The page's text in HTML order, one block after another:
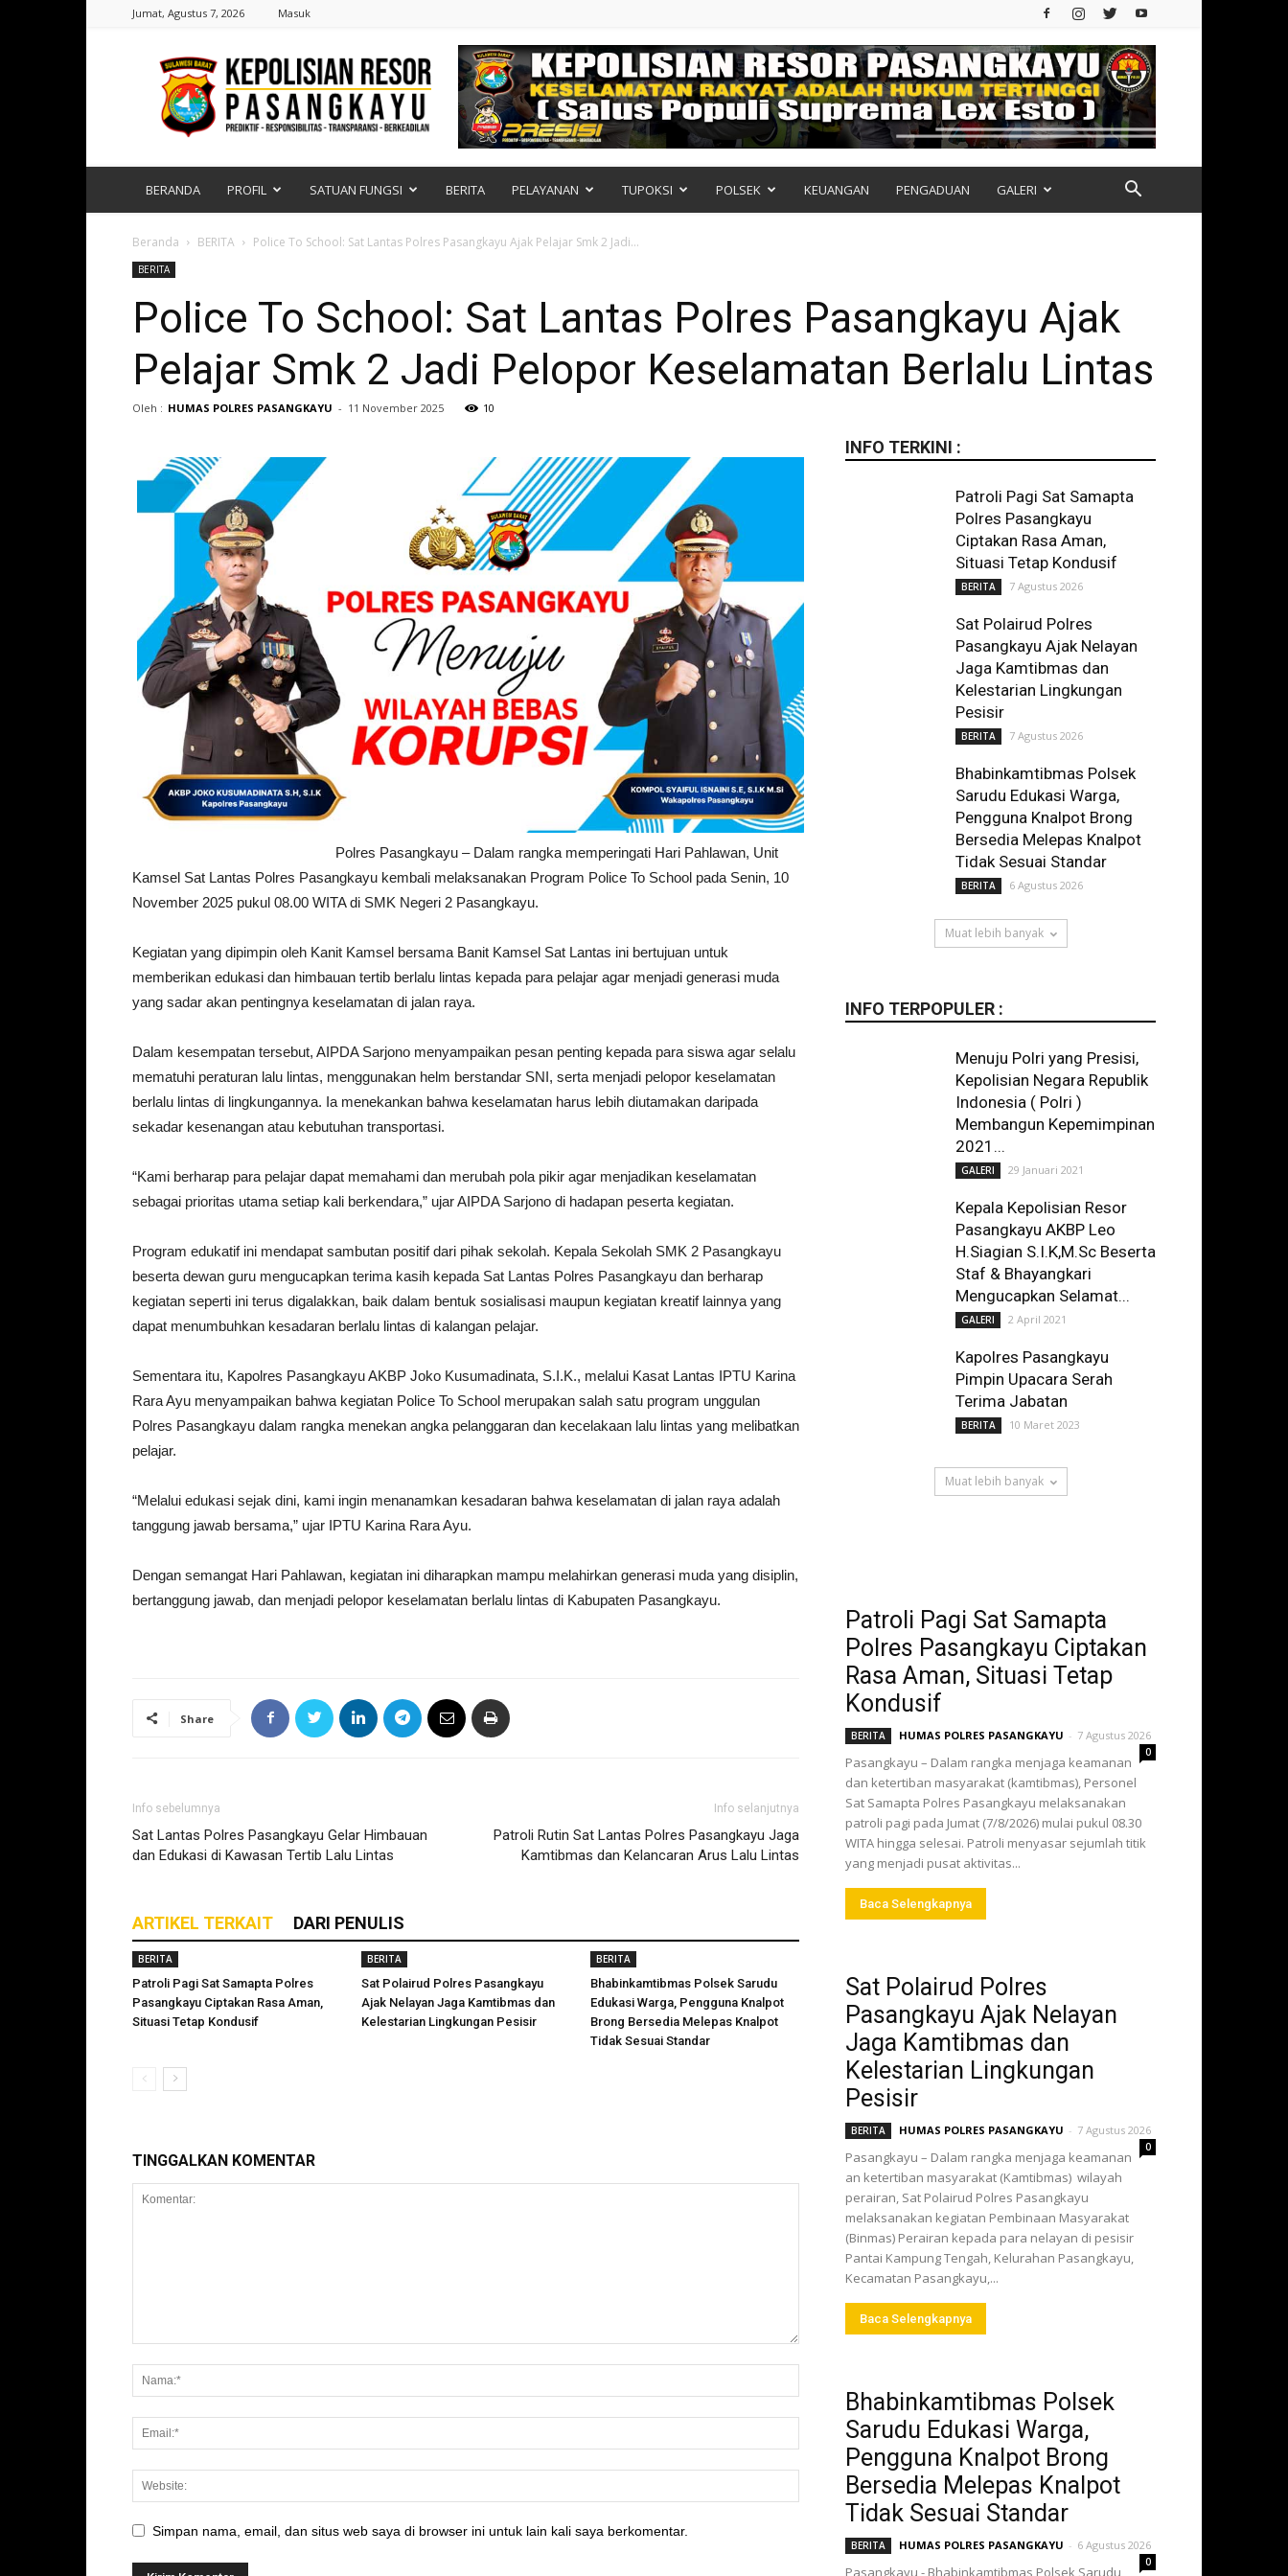
Jumat, Agustus 7, 2026 Masuk
Polres
Pasangkayu
|
Sulawesi
Barat
BERANDA PROFIL SATUAN FUNGSI BERITA PELAYANAN TUPOKSI POLSEK KEUANGAN PENGADUAN GALERI
Beranda BERITA Police To School: Sat Lantas Polres Pasangkayu Ajak Pelajar Smk 2 Jadi...
BERITA
Police To School: Sat Lantas Polres Pasangkayu Ajak
Pelajar Smk 2 Jadi Pelopor Keselamatan Berlalu Lintas
Oleh : HUMAS POLRES PASANGKAYU - 11 November 2025 10
Polres Pasangkayu – Dalam rangka memperingati Hari Pahlawan, Unit
Kamsel Sat Lantas Polres Pasangkayu kembali melaksanakan Program Police To School pada Senin, 10
November 2025 pukul 08.00 WITA di SMK Negeri 2 Pasangkayu.
Kegiatan yang dipimpin oleh Kanit Kamsel bersama Banit Kamsel Sat Lantas ini bertujuan untuk
memberikan edukasi dan himbauan tertib berlalu lintas kepada para pelajar agar menjadi generasi muda
yang sadar akan pentingnya keselamatan di jalan raya.
Dalam kesempatan tersebut, AIPDA Sarjono menyampaikan pesan penting kepada para siswa agar selalu
mematuhi peraturan lalu lintas, menggunakan helm berstandar SNI, serta menjadi pelopor keselamatan
berlalu lintas di lingkungannya. Ia menekankan bahwa keselamatan harus lebih diutamakan daripada
sekadar kesenangan atau kebutuhan transportasi.
“Kami berharap para pelajar dapat memahami dan merubah pola pikir agar menjadikan keselamatan
sebagai prioritas utama setiap kali berkendara,” ujar AIPDA Sarjono di hadapan peserta kegiatan.
Program edukatif ini mendapat sambutan positif dari pihak sekolah. Kepala Sekolah SMK 2 Pasangkayu
beserta dewan guru mengucapkan terima kasih kepada Sat Lantas Polres Pasangkayu dan berharap
kegiatan seperti ini terus digalakkan, baik dalam bentuk sosialisasi maupun kegiatan kreatif lainnya yang
dapat menumbuhkan kesadaran berlalu lintas di kalangan pelajar.
Sementara itu, Kapolres Pasangkayu AKBP Joko Kusumadinata, S.I.K., melalui Kasat Lantas IPTU Karina
Rara Ayu menyampaikan bahwa kegiatan Police To School merupakan salah satu program unggulan
Polres Pasangkayu dalam rangka menekan angka pelanggaran dan kecelakaan lalu lintas yang melibatkan
pelajar.
“Melalui edukasi sejak dini, kami ingin menanamkan kesadaran bahwa keselamatan di jalan raya adalah
tanggung jawab bersama,” ujar IPTU Karina Rara Ayu.
Dengan semangat Hari Pahlawan, kegiatan ini diharapkan mampu melahirkan generasi muda yang disiplin,
bertanggung jawab, dan menjadi pelopor keselamatan berlalu lintas di Kabupaten Pasangkayu.
Share
Info sebelumnya
Sat Lantas Polres Pasangkayu Gelar Himbauan
dan Edukasi di Kawasan Tertib Lalu Lintas
Info selanjutnya
Patroli Rutin Sat Lantas Polres Pasangkayu Jaga
Kamtibmas dan Kelancaran Arus Lalu Lintas
ARTIKEL TERKAIT DARI PENULIS
BERITA
Patroli Pagi Sat Samapta Polres
Pasangkayu Ciptakan Rasa Aman,
Situasi Tetap Kondusif
BERITA
Sat Polairud Polres Pasangkayu
Ajak Nelayan Jaga Kamtibmas dan
Kelestarian Lingkungan Pesisir
BERITA
Bhabinkamtibmas Polsek Sarudu
Edukasi Warga, Pengguna Knalpot
Brong Bersedia Melepas Knalpot
Tidak Sesuai Standar
TINGGALKAN KOMENTAR
Simpan nama, email, dan situs web saya di browser ini untuk lain kali saya berkomentar.
INFO TERKINI :
Patroli Pagi Sat Samapta
Polres Pasangkayu
Ciptakan Rasa Aman,
Situasi Tetap Kondusif
BERITA 7 Agustus 2026
Sat Polairud Polres
Pasangkayu Ajak Nelayan
Jaga Kamtibmas dan
Kelestarian Lingkungan
Pesisir
BERITA 7 Agustus 2026
Bhabinkamtibmas Polsek
Sarudu Edukasi Warga,
Pengguna Knalpot Brong
Bersedia Melepas Knalpot
Tidak Sesuai Standar
BERITA 6 Agustus 2026
Muat lebih banyak
INFO TERPOPULER :
Menuju Polri yang Presisi,
Kepolisian Negara Republik
Indonesia ( Polri )
Membangun Kepemimpinan
2021...
GALERI 29 Januari 2021
Kepala Kepolisian Resor
Pasangkayu AKBP Leo
H.Siagian S.I.K,M.Sc Beserta
Staf & Bhayangkari
Mengucapkan Selamat...
GALERI 2 April 2021
Kapolres Pasangkayu
Pimpin Upacara Serah
Terima Jabatan
BERITA 10 Maret 2023
Muat lebih banyak
Patroli Pagi Sat Samapta
Polres Pasangkayu Ciptakan
Rasa Aman, Situasi Tetap
Kondusif
BERITA HUMAS POLRES PASANGKAYU - 7 Agustus 2026
0
Pasangkayu – Dalam rangka menjaga keamanan
dan ketertiban masyarakat (kamtibmas), Personel
Sat Samapta Polres Pasangkayu melaksanakan
patroli pagi pada Jumat (7/8/2026) mulai pukul 08.30
WITA hingga selesai. Patroli menyasar sejumlah titik
yang menjadi pusat aktivitas...
Baca Selengkapnya
Sat Polairud Polres
Pasangkayu Ajak Nelayan
Jaga Kamtibmas dan
Kelestarian Lingkungan
Pesisir
BERITA HUMAS POLRES PASANGKAYU - 7 Agustus 2026
0
Pasangkayu – Dalam rangka menjaga keamanan
an ketertiban masyarakat (Kamtibmas) wilayah
perairan, Sat Polairud Polres Pasangkayu
melaksanakan kegiatan Pembinaan Masyarakat
(Binmas) Perairan kepada para nelayan di pesisir
Pantai Kampung Tengah, Kelurahan Pasangkayu,
Kecamatan Pasangkayu,...
Baca Selengkapnya
Bhabinkamtibmas Polsek
Sarudu Edukasi Warga,
Pengguna Knalpot Brong
Bersedia Melepas Knalpot
Tidak Sesuai Standar
BERITA HUMAS POLRES PASANGKAYU - 6 Agustus 2026
0
Pasangkayu - Bhabinkamtibmas Polsek Sarudu,